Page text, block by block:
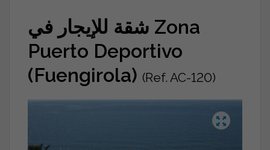
شقة للإيجار في Zona
Puerto Deportivo
(Fuengirola) (Ref. AC-120)